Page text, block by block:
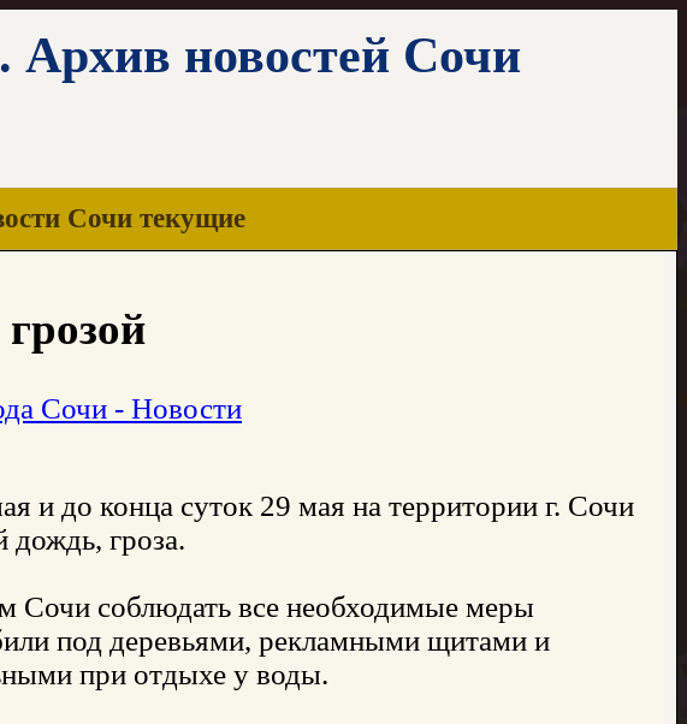
Архив новостей Сочи
Сочи текущие
Сочи - Новости
и до конца суток 29 мая на территории г. Сочи
гроза.
Сочи соблюдать все необходимые меры
под деревьями, рекламными щитами и
при отдыхе у воды.